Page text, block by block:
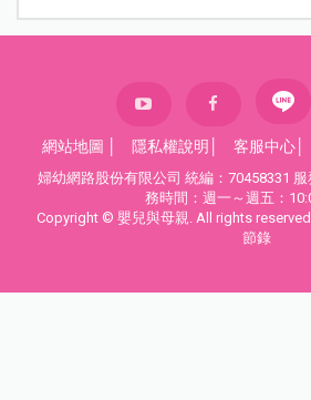
網站地圖 隱私權說明 客服中心
婦幼網路股份有限公司 統編：70458331
務時間：週一～週五：
Copyright © 嬰兒與母親. All rights
節錄